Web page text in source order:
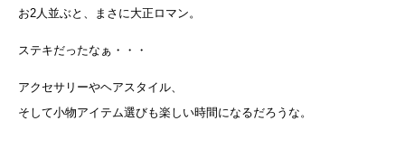
お2人並ぶと、まさに大正ロマン。
ステキだったなぁ・・・
アクセサリーやヘアスタイル、
そして小物アイテム選びも楽しい時間になるだろうな。